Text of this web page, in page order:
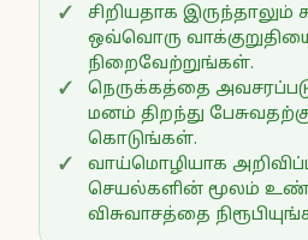
சிறியதாக இருந்தாலும்
ஒவ்வொரு
நிறைவேற்றுங்கள்.
நெருக்கத்தை
மனம் திறந்து
கொடுங்கள்.
வாய்மொழியாக
செயல்களின் மூலம்
விசுவாசத்தை